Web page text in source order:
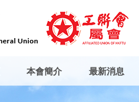
本會簡介 最新消息